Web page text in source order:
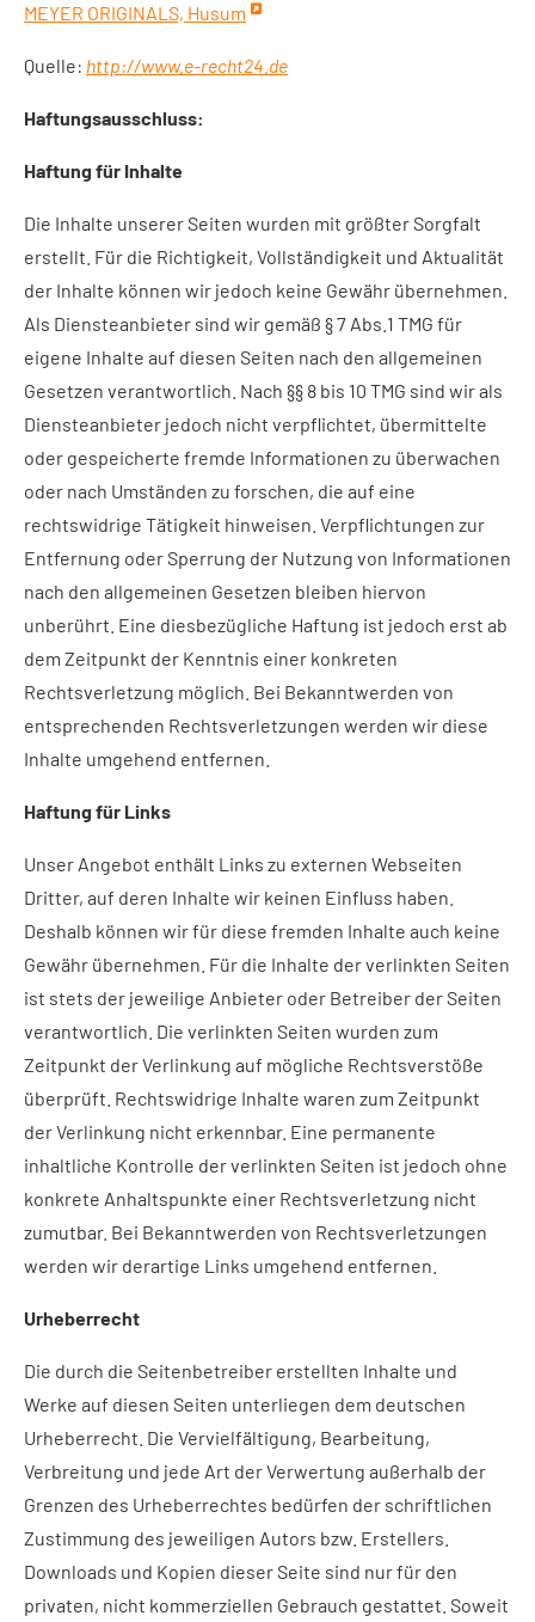
MEYER ORIGINALS, Husum
Quelle: http://www.e-recht24.de
Haftungsausschluss:
Haftung für Inhalte
Die Inhalte unserer Seiten wurden mit größter Sorgfalt
erstellt. Für die Richtigkeit, Vollständigkeit und Aktualität
der Inhalte können wir jedoch keine Gewähr übernehmen.
Als Diensteanbieter sind wir gemäß § 7 Abs.1 TMG für
eigene Inhalte auf diesen Seiten nach den allgemeinen
Gesetzen verantwortlich. Nach §§ 8 bis 10 TMG sind wir als
Diensteanbieter jedoch nicht verpflichtet, übermittelte
oder gespeicherte fremde Informationen zu überwachen
oder nach Umständen zu forschen, die auf eine
rechtswidrige Tätigkeit hinweisen. Verpflichtungen zur
Entfernung oder Sperrung der Nutzung von Informationen
nach den allgemeinen Gesetzen bleiben hiervon
unberührt. Eine diesbezügliche Haftung ist jedoch erst ab
dem Zeitpunkt der Kenntnis einer konkreten
Rechtsverletzung möglich. Bei Bekanntwerden von
entsprechenden Rechtsverletzungen werden wir diese
Inhalte umgehend entfernen.
Haftung für Links
Unser Angebot enthält Links zu externen Webseiten
Dritter, auf deren Inhalte wir keinen Einfluss haben.
Deshalb können wir für diese fremden Inhalte auch keine
Gewähr übernehmen. Für die Inhalte der verlinkten Seiten
ist stets der jeweilige Anbieter oder Betreiber der Seiten
verantwortlich. Die verlinkten Seiten wurden zum
Zeitpunkt der Verlinkung auf mögliche Rechtsverstöße
überprüft. Rechtswidrige Inhalte waren zum Zeitpunkt
der Verlinkung nicht erkennbar. Eine permanente
inhaltliche Kontrolle der verlinkten Seiten ist jedoch ohne
konkrete Anhaltspunkte einer Rechtsverletzung nicht
zumutbar. Bei Bekanntwerden von Rechtsverletzungen
werden wir derartige Links umgehend entfernen.
Urheberrecht
Die durch die Seitenbetreiber erstellten Inhalte und
Werke auf diesen Seiten unterliegen dem deutschen
Urheberrecht. Die Vervielfältigung, Bearbeitung,
Verbreitung und jede Art der Verwertung außerhalb der
Grenzen des Urheberrechtes bedürfen der schriftlichen
Zustimmung des jeweiligen Autors bzw. Erstellers.
Downloads und Kopien dieser Seite sind nur für den
privaten, nicht kommerziellen Gebrauch gestattet. Soweit